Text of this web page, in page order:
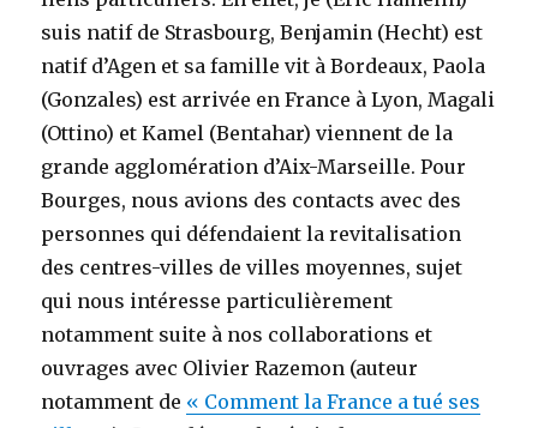
suis natif de Strasbourg, Benjamin (Hecht) est
natif d’Agen et sa famille vit à Bordeaux, Paola
(Gonzales) est arrivée en France à Lyon, Magali
(Ottino) et Kamel (Bentahar) viennent de la
grande agglomération d’Aix-Marseille. Pour
Bourges, nous avions des contacts avec des
personnes qui défendaient la revitalisation
des centres-villes de villes moyennes, sujet
qui nous intéresse particulièrement
notamment suite à nos collaborations et
ouvrages avec Olivier Razemon (auteur
notamment de « Comment la France a tué ses